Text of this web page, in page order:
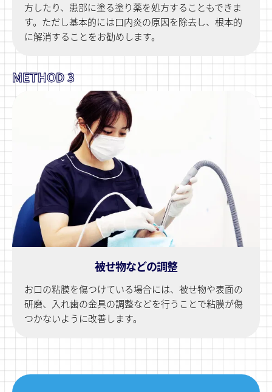
方したり、患部に塗る塗り薬を処方することもできま
す。ただし基本的には口内炎の原因を除去し、根本的
に解消することをお勧めします。
被せ物などの調整
お口の粘膜を傷つけている場合には、被せ物や表面の
研磨、入れ⻭の金具の調整などを行うことで粘膜が傷
つかないように改善します。